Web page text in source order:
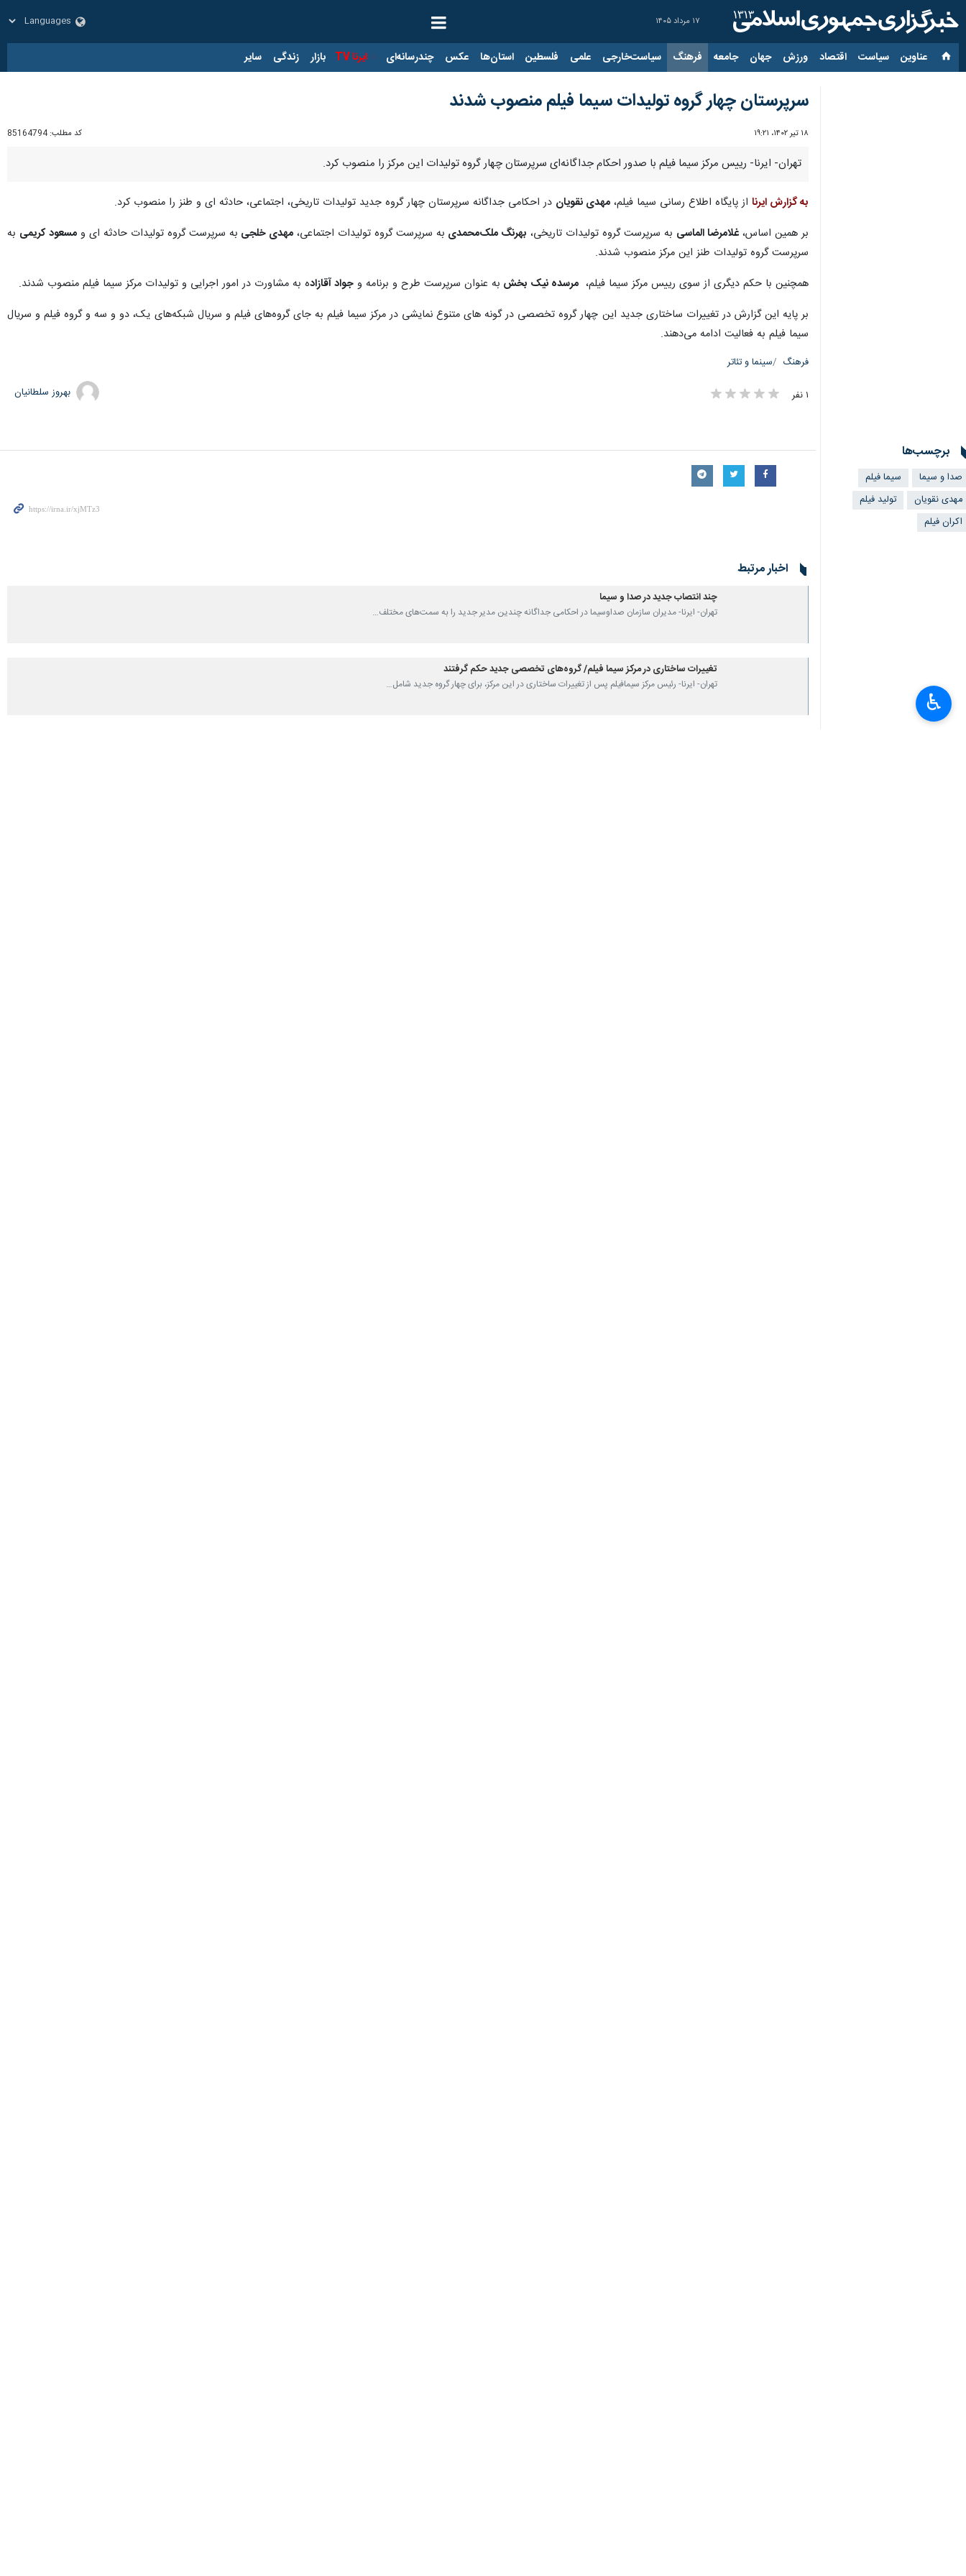
۱۷ مرداد ۱۴۰۵
عناوین‌ سیاست اقتصاد ورزش جهان جامعه فرهنگ سیاست‌خارجی علمی فلسطین استان‌ها عکس چندرسانه‌ای ایرنا TV بازار زندگی سایر
سرپرستان چهار گروه تولیدات سیما فیلم منصوب شدند
۱۸ تیر ۱۴۰۲، ۱۹:۲۱ کد مطلب: 85164794
تهران- ایرنا- رییس مرکز سیما فیلم با صدور احکام جداگانه‌ای سرپرستان چهار گروه تولیدات این مرکز را منصوب کرد.
به گزارش ایرنا از پایگاه اطلاع رسانی سیما فیلم، مهدی نقویان در احکامی جداگانه سرپرستان چهار گروه جدید تولیدات تاریخی، اجتماعی، حادثه ای و طنز را منصوب کرد.
بر همین اساس، غلامرضا الماسی به سرپرست گروه تولیدات تاریخی، بهرنگ ملک‌محمدی به سرپرست گروه تولیدات اجتماعی، مهدی خلجی به سرپرست گروه تولیدات حادثه ای و مسعود کریمی به
سرپرست گروه تولیدات طنز این مرکز منصوب شدند.
همچنین با حکم دیگری از سوی رییس مرکز سیما فیلم، ‌ مرسده نیک‌ بخش به عنوان سرپرست طرح و برنامه و جواد آقازاده به مشاورت در امور اجرایی و تولیدات مرکز سیما فیلم منصوب شدند.
بر پایه این گزارش در تغییرات ساختاری جدید این چهار گروه تخصصی در گونه های متنوع نمایشی در مرکز سیما فیلم به جای گروه‌های فیلم و سریال شبکه‌های یک، دو و سه و گروه فیلم و سریال
سیما فیلم به فعالیت ادامه می‌دهند.
فرهنگ سینما و تئاتر
۱ نفر بهروز سلطانیان
برچسب‌ها
صدا و سیما
سیما فیلم
مهدی نقویان
تولید فیلم
اکران فیلم
اخبار مرتبط
چند انتصاب جدید در صدا و سیما
تهران- ایرنا- مدیران سازمان صداوسیما در احکامی جداگانه چندین مدیر جدید را به سمت‌های مختلف…
تغییرات ساختاری در مرکز سیما فیلم/ گروه‌های تخصصی جدید حکم گرفتند
تهران- ایرنا- رئیس مرکز سیمافیلم پس از تغییرات ساختاری در این مرکز، برای چهار گروه جدید شامل…
♿︎